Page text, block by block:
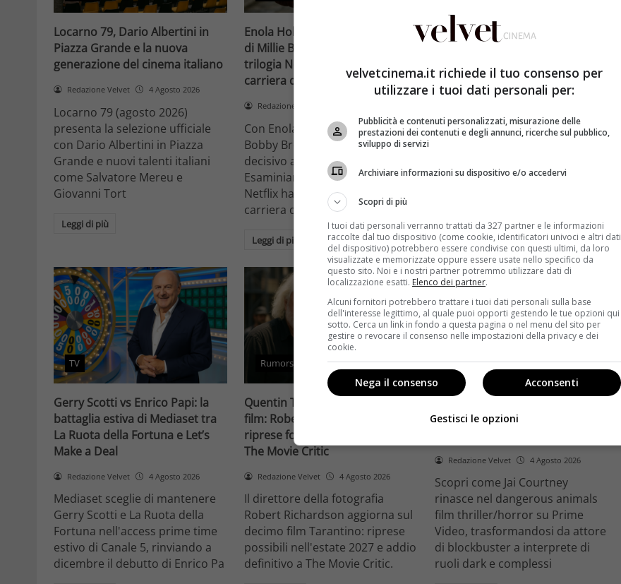
Locarno 79, Dario Albertini in
Piazza Grande e la nuova
generazione del cinema italiano
Redazione Velvet 4 Agosto 2026
Locarno 79 (agosto 2026)
presenta la selezione ufficiale
con Dario Albertini in Piazza
Grande e nuovi talenti italiani
come Salvatore Mereu e
Giovanni Tort
Leggi di più
Enola Holmes 3 e il grande salto
di Millie Bobby Brown: come la
trilogia Netflix ha stravolto la
carriera di una star
Redazione Velvet
Con Enola Holmes 3, Millie
Bobby Brown compie un salto
decisivo a Hollywood.
Esaminiamo come la trilogia
Netflix ha trasformato la sua
carriera da attrice
Leggi di più
Al cinema italiano manca una
Ciné di Riccione su opere prime
e genere
Il cinema italiano opere prime
ricambio generazionale e
Leggi di più
TV
Gerry Scotti vs Enrico Papi: la
battaglia estiva di Mediaset tra
La Ruota della Fortuna e Let’s
Make a Deal
Redazione Velvet 4 Agosto 2026
Mediaset sceglie di mantenere
Gerry Scotti e La Ruota della
Fortuna nell'access prime time
estivo di Canale 5, rinviando a
dicembre il debutto di Enrico Pa
Rumors
Quentin Tarantino e il decimo
film: Robert Richardson rivela
riprese forse nel 2027 e l’addio a
The Movie Critic
Redazione Velvet 4 Agosto 2026
Il direttore della fotografia
Robert Richardson aggiorna sul
decimo film Tarantino: riprese
possibili nell'estate 2027 e addio
definitivo a The Movie Critic.
Anteprime
Dangerous Animals su Prime
Redazione Velvet 4 Agosto 2026
Scopri come Jai Courtney
rinasce nel dangerous animals
film thriller/horror su Prime
Video, trasformandosi da attore
di blockbuster a interprete di
ruoli dark e complessi
velvetcinema.it richiede il tuo consenso per
utilizzare i tuoi dati personali per:
Pubblicità e contenuti personalizzati, misurazione delle
prestazioni dei contenuti e degli annunci, ricerche sul pubblico,
sviluppo di servizi
Archiviare informazioni su dispositivo e/o accedervi
Scopri di più
I tuoi dati personali verranno trattati da 327 partner e le informazioni
raccolte dal tuo dispositivo (come cookie, identificatori univoci e altri dati
del dispositivo) potrebbero essere condivise con questi ultimi, da loro
visualizzate e memorizzate oppure essere usate nello specifico da
questo sito. Noi e i nostri partner potremmo utilizzare dati di
localizzazione esatti. Elenco dei partner.
Alcuni fornitori potrebbero trattare i tuoi dati personali sulla base
dell'interesse legittimo, al quale puoi opporti gestendo le tue opzioni qui
sotto. Cerca un link in fondo a questa pagina o nel menu del sito per
gestire o revocare il consenso nelle impostazioni della privacy e dei
cookie.
Acconsenti
Nega il consenso
Gestisci le opzioni